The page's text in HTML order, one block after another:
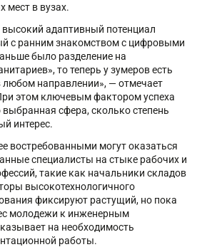
мест в вузах.
высокий адаптивный потенциал
с ранним знакомством с цифровыми
было разделение на
то теперь у зумеров есть
любом направлении», — отмечает
этом ключевым фактором успеха
выбранная сфера, сколько степень
интерес.
востребованными могут оказаться
специалисты на стыке рабочих и
такие как начальники складов
высокотехнологичного
фиксируют растущий, но пока
молодежи к инженерным
на необходимость
работы.